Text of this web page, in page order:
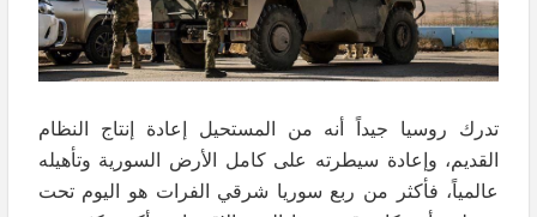
تدرك روسيا جيداً أنه من المستحيل إعادة إنتاج النظام
القديم، وإعادة سيطرته على كامل الأرض السورية وتأهيله
عالمياً، فأكثر من ربع سوريا شرقي الفرات هو اليوم تحت